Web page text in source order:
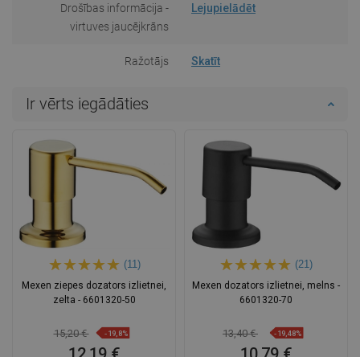
Drošības informācija -
virtuves jaucējkrāns
Lejupielādēt
Ražotājs Skatīt
Ir vērts iegādāties
(11)
Mexen ziepes dozators izlietnei,
zelta - 6601320-50
15,20 € -19,8%
(21)
Mexen dozators izlietnei, melns -
6601320-70
13,40 € -19,48%